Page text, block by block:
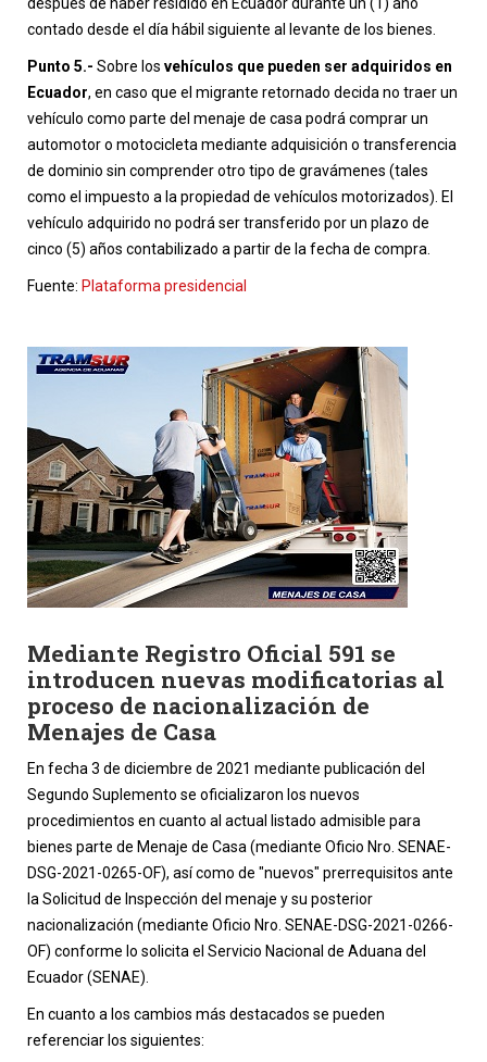
contado desde el día hábil siguiente al levante de los bienes.
Punto 5.- Sobre los vehículos que pueden ser adquiridos en
Ecuador, en caso que el migrante retornado decida no traer un
vehículo como parte del menaje de casa podrá comprar un
automotor o motocicleta mediante adquisición o transferencia
de dominio sin comprender otro tipo de gravámenes (tales
como el impuesto a la propiedad de vehículos motorizados). El
vehículo adquirido no podrá ser transferido por un plazo de
cinco (5) años contabilizado a partir de la fecha de compra.
Fuente: Plataforma presidencial
Mediante Registro Oficial 591 se
introducen nuevas modificatorias al
proceso de nacionalización de
Menajes de Casa
En fecha 3 de diciembre de 2021 mediante publicación del
Segundo Suplemento se oficializaron los nuevos
procedimientos en cuanto al actual listado admisible para
bienes parte de Menaje de Casa (mediante Oficio Nro. SENAE-
DSG-2021-0265-OF), así como de "nuevos" prerrequisitos ante
la Solicitud de Inspección del menaje y su posterior
nacionalización (mediante Oficio Nro. SENAE-DSG-2021-0266-
OF) conforme lo solicita el Servicio Nacional de Aduana del
Ecuador (SENAE).
En cuanto a los cambios más destacados se pueden
referenciar los siguientes: